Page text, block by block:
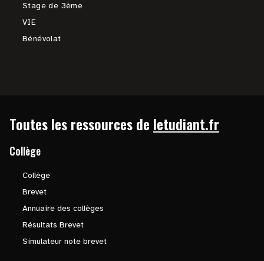
Stage de 3ème
VIE
Bénévolat
Toutes les ressources de letudiant.fr
Collège
Collège
Brevet
Annuaire des collèges
Résultats Brevet
Simulateur note brevet